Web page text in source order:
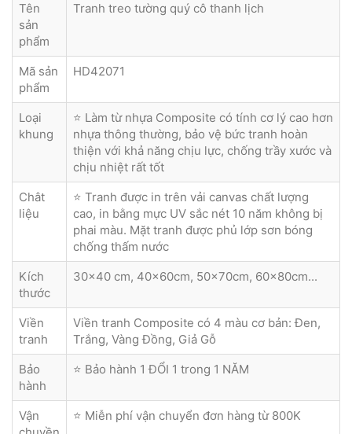
Tên
sản
phẩm
Tranh treo tường quý cô thanh lịch
Mã sản
phẩm
HD42071
Loại
khung
⭐ Làm từ nhựa Composite có tính cơ lý cao hơn
nhựa thông thường, bảo vệ bức tranh hoàn
thiện với khả năng chịu lực, chống trầy xước và
chịu nhiệt rất tốt
Chât
liệu
⭐ Tranh được in trên vải canvas chất lượng
cao, in bằng mực UV sắc nét 10 năm không bị
phai màu. Mặt tranh được phủ lớp sơn bóng
chống thấm nước
Kích
thước
30x40 cm, 40x60cm, 50x70cm, 60x80cm...
Viền
tranh
Viền tranh Composite có 4 màu cơ bản: Đen,
Trắng, Vàng Đồng, Giả Gỗ
Bảo
hành
⭐ Bảo hành 1 ĐỔI 1 trong 1 NĂM
Vận
⭐ Miễn phí vận chuyển đơn hàng từ 800K